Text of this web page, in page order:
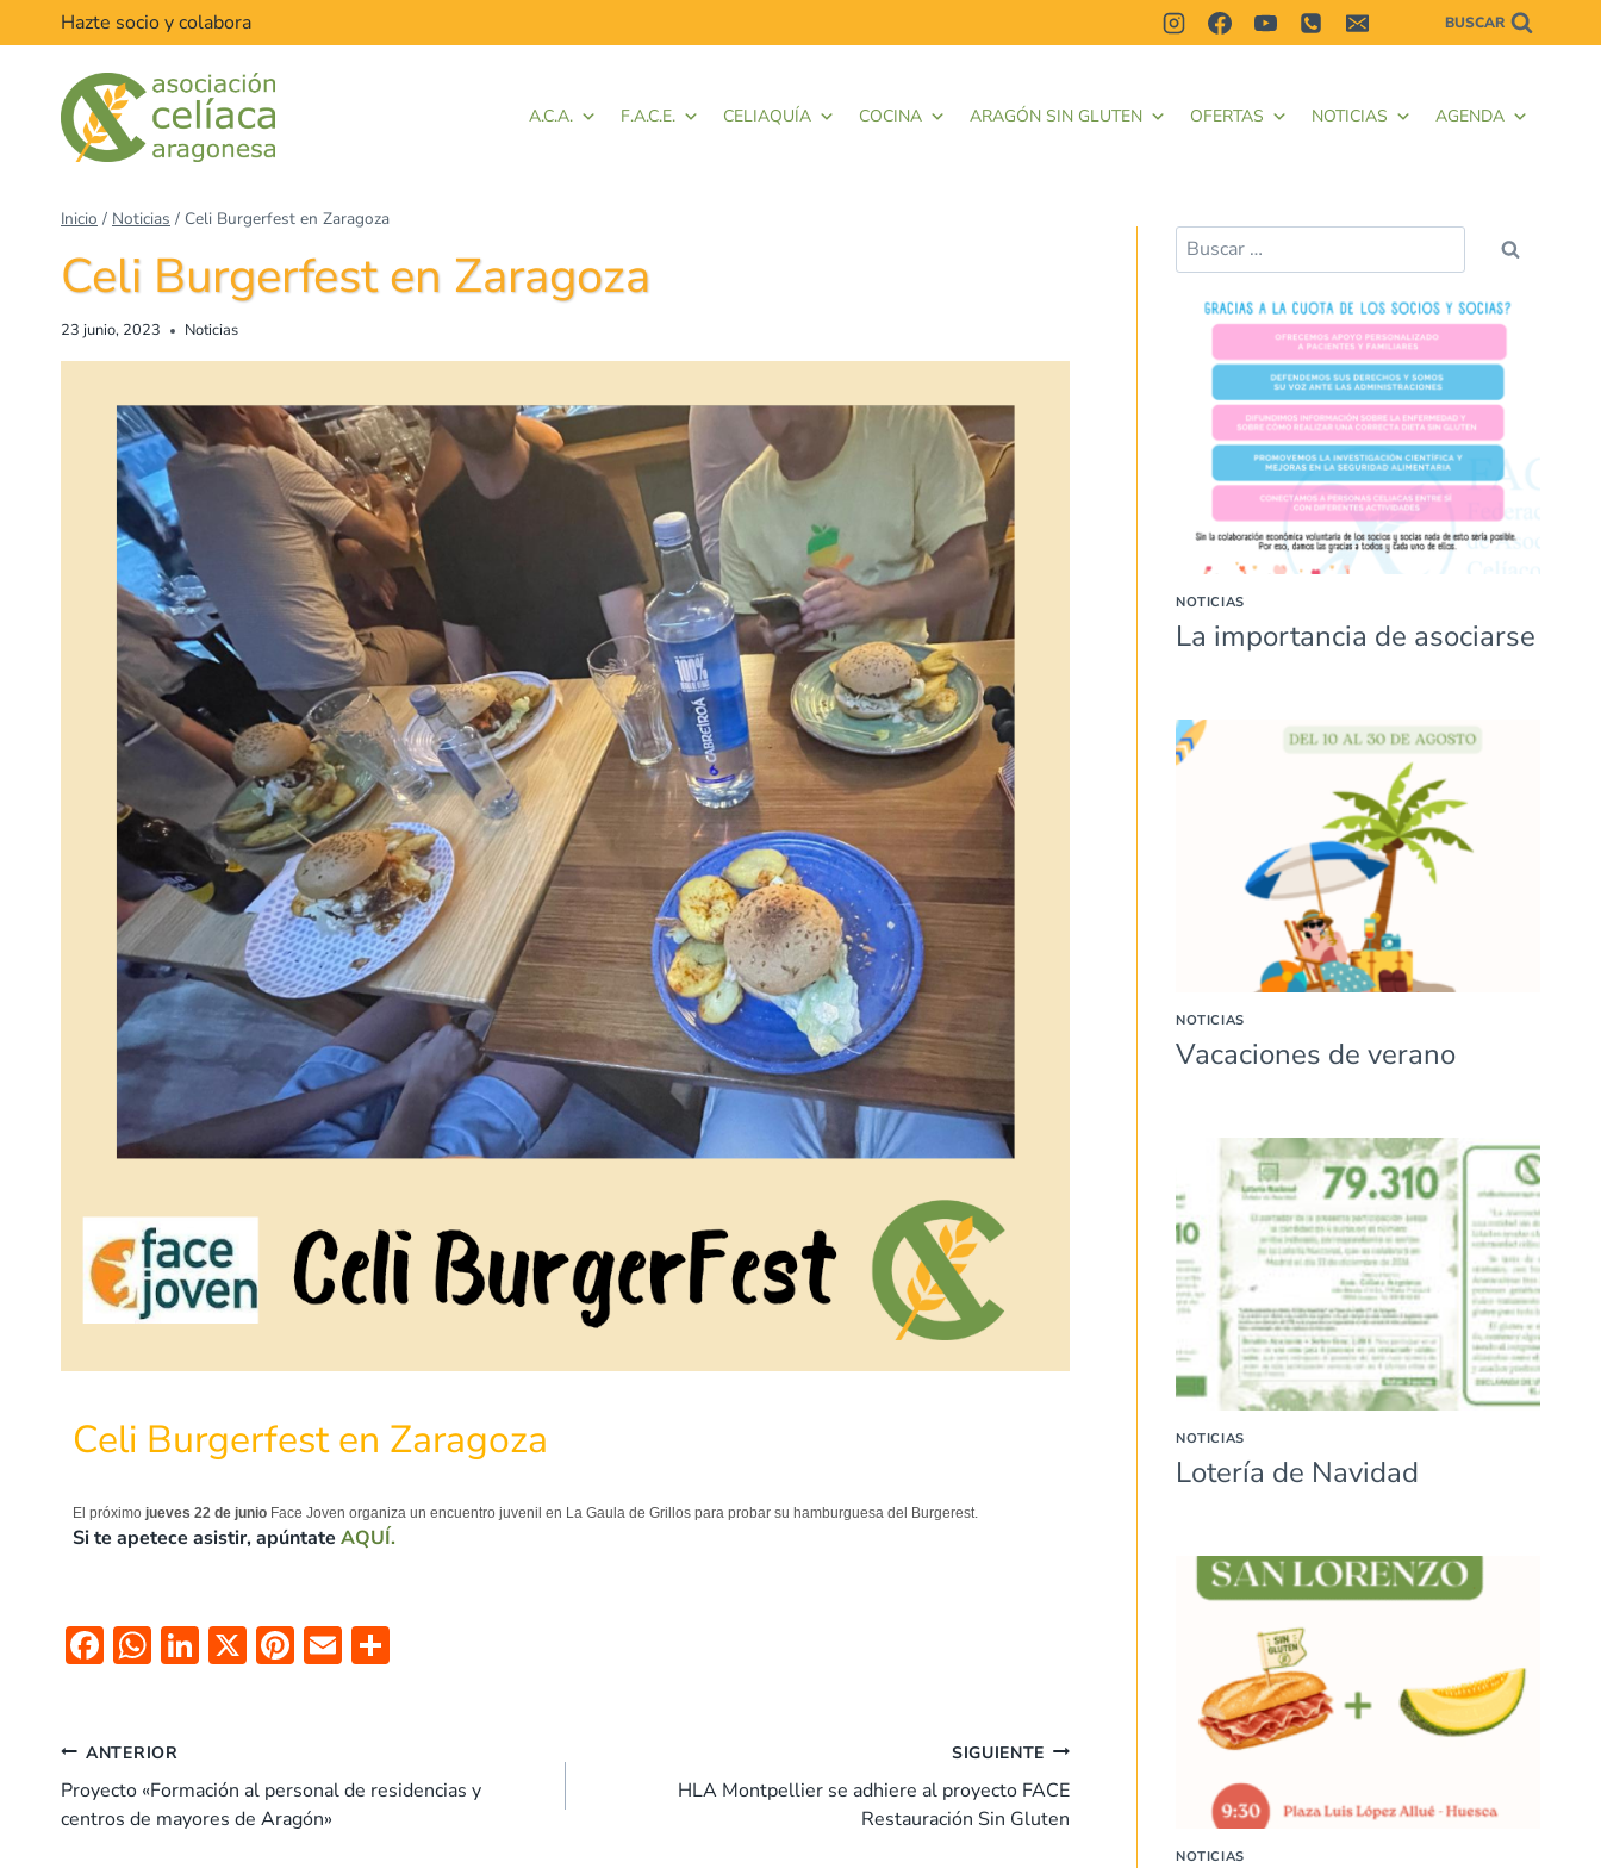
Hazte socio y colabora BUSCAR
A.C.A. F.A.C.E. CELIAQUÍA COCINA ARAGÓN SIN GLUTEN OFERTAS NOTICIAS AGENDA
Inicio / Noticias / Celi Burgerfest en Zaragoza
Celi Burgerfest en Zaragoza
23 junio, 2023 Noticias
Celi Burgerfest en Zaragoza
El próximo jueves 22 de junio Face Joven organiza un encuentro juvenil en La Gaula de Grillos para probar su hamburguesa del Burgerest.
Si te apetece asistir, apúntate AQUÍ.
F
ac
b
o
o
W
h
s
A
p
Li
n
dI
n
X Pi
nt
t
E
m
ar
ANTERIOR
Proyecto «Formación al personal de residencias y
centros de mayores de Aragón»
SIGUIENTE
HLA Montpellier se adhiere al proyecto FACE
Restauración Sin Gluten
NOTICIAS
La importancia de asociarse
NOTICIAS
Vacaciones de verano
NOTICIAS
Lotería de Navidad
NOTICIAS